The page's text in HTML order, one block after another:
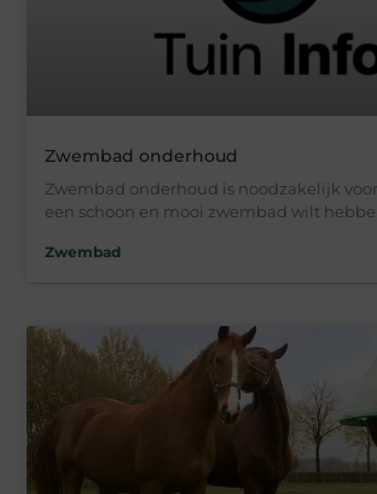
Zwembad onderhoud
Zwembad onderhoud is noodzakelijk
een schoon en mooi zwembad wilt
Zwembad